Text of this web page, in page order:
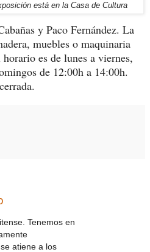
está en la Casa de Cultura
y Paco Fernández. La
muebles o maquinaria
es de lunes a viernes,
de 12:00h a 14:00h.
Tenemos en
atiene a los